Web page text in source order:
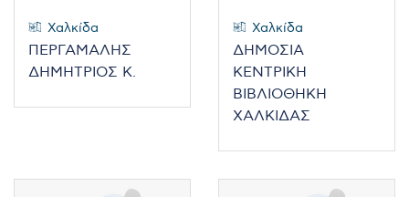
Χαλκίδα
ΠΕΡΓΑΜΑΛΗΣ
ΔΗΜΗΤΡΙΟΣ Κ.
Χαλκίδα
ΔΗΜΟΣΙΑ
ΚΕΝΤΡΙΚΗ
ΒΙΒΛΙΟΘΗΚΗ
ΧΑΛΚΙΔΑΣ